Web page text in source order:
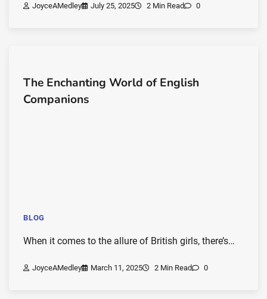
JoyceAMedley July 25, 2025 2 Min Read 0
The Enchanting World of English
Companions
BLOG
When it comes to the allure of British girls, there’s…
JoyceAMedley March 11, 2025 2 Min Read 0